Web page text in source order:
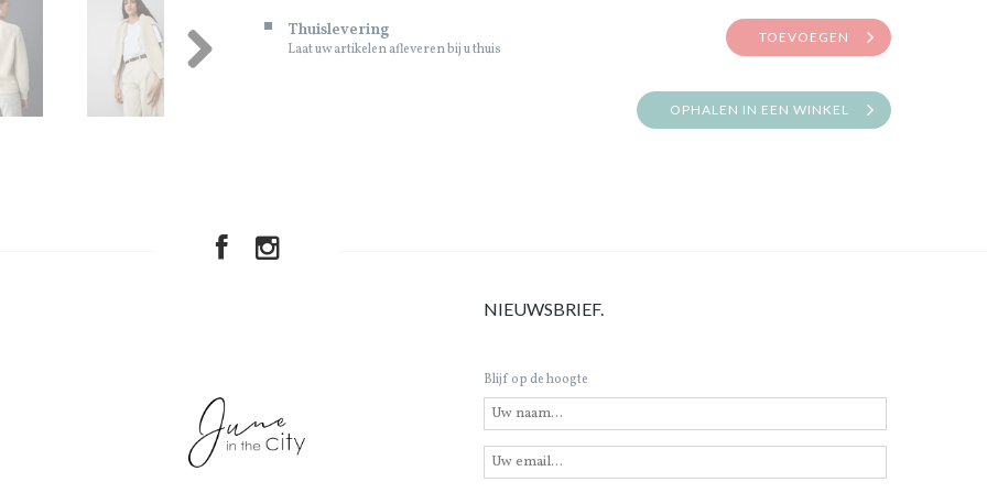
Thuislevering
Laat uw artikelen afleveren bij u thuis
TOEVOEGEN
OPHALEN IN EEN WINKEL
NIEUWSBRIEF.
Blijf op de hoogte